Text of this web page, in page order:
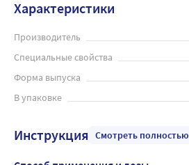
Характеристики
Производитель
Специальные свойства
Форма выпуска
В упаковке
Инструкция Смотреть полностью